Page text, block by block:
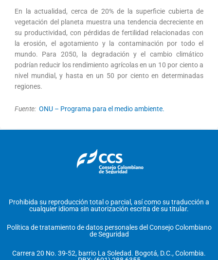
En la actualidad, cerca de 20% de la superficie cubierta de
vegetación del planeta muestra una tendencia decreciente en
su productividad, con pérdidas de fertilidad relacionadas con
la erosión, el agotamiento y la contaminación por todo el
mundo. Para 2050, la degradación y el cambio climático
podrían reducir los rendimiento agrícolas en un 10 por ciento a
nivel mundial, y hasta en un 50 por ciento en determinadas
regiones.
Fuente: ONU – Programa para el medio ambiente.
Prohibida su reproducción total o parcial, así como su traducción a
cualquier idioma sin autorización escrita de su titular.
Política de tratamiento de datos personales del Consejo Colombiano
de Seguridad
Carrera 20 No. 39-52, barrio La Soledad. Bogotá, D.C., Colombia.